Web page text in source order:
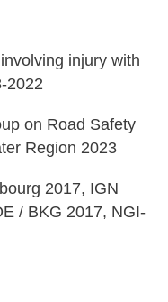
injury with
2022
on Road Safety
Region 2023
2017, IGN
/ BKG 2017, NGI-